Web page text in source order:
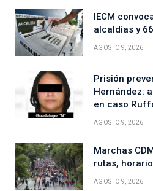
IECM
alcaldías y
AGOSTO 9, 2026
Prisión
Hernández:
en caso
AGOSTO 9, 2026
Marchas
rutas,
AGOSTO 9, 2026